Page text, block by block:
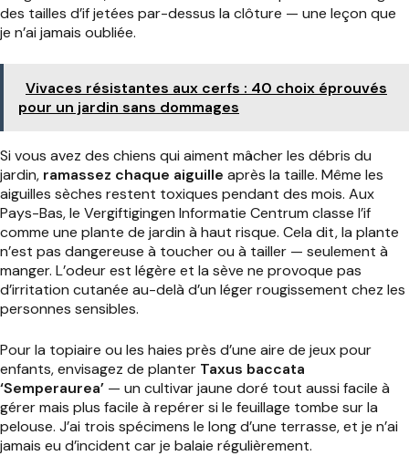
des tailles d’if jetées par-dessus la clôture — une leçon que
je n’ai jamais oubliée.
Vivaces résistantes aux cerfs : 40 choix éprouvés
pour un jardin sans dommages
Si vous avez des chiens qui aiment mâcher les débris du
jardin, ramassez chaque aiguille après la taille. Même les
aiguilles sèches restent toxiques pendant des mois. Aux
Pays-Bas, le Vergiftigingen Informatie Centrum classe l’if
comme une plante de jardin à haut risque. Cela dit, la plante
n’est pas dangereuse à toucher ou à tailler — seulement à
manger. L’odeur est légère et la sève ne provoque pas
d’irritation cutanée au-delà d’un léger rougissement chez les
personnes sensibles.
Pour la topiaire ou les haies près d’une aire de jeux pour
enfants, envisagez de planter Taxus baccata
‘Semperaurea’ — un cultivar jaune doré tout aussi facile à
gérer mais plus facile à repérer si le feuillage tombe sur la
pelouse. J’ai trois spécimens le long d’une terrasse, et je n’ai
jamais eu d’incident car je balaie régulièrement.